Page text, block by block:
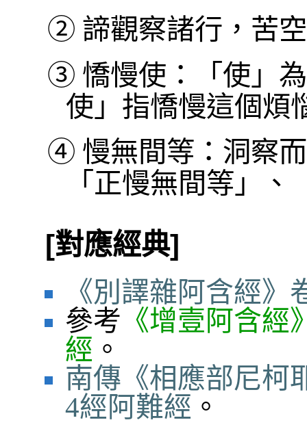
② 諦觀察諸行，苦
③ 憍慢使：「使」
使」指憍慢這個煩
④ 慢無間等：洞察
「正慢無間等」
[對應經典]
《別譯雜阿含經》
參考 《增壹阿含
經 。
南傳《相應部尼柯
4經阿難經 。